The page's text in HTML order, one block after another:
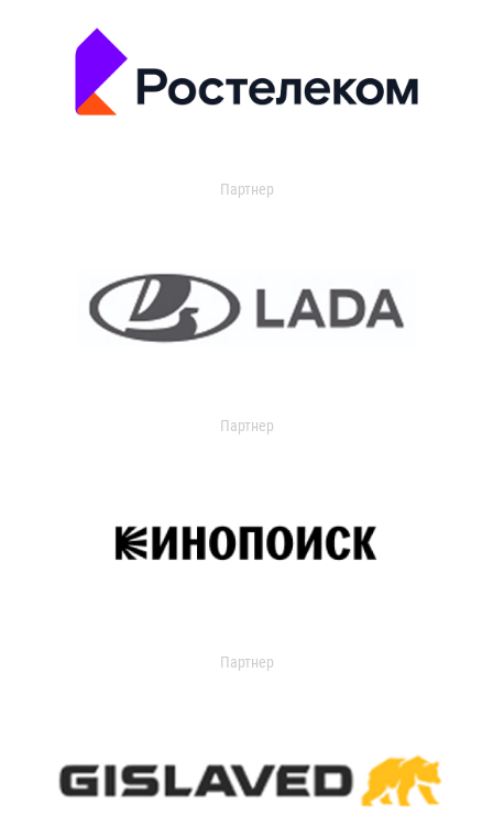
Партнер
Партнер
Партнер